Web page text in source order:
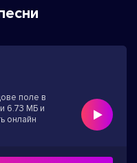
поле в
6.73 МБ и
онлайн